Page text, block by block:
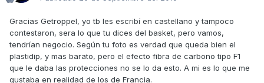
Gracias Getroppel, yo tb les escribí en castellano y tampoco
contestaron, sera lo que tu dices del basket, pero vamos,
tendrían negocio. Según tu foto es verdad que queda bien el
plastidip, y mas barato, pero el efecto fibra de carbono tipo F1
que le daba las protecciones no se lo da esto. A mi es lo que me
gustaba en realidad de los de Francia.